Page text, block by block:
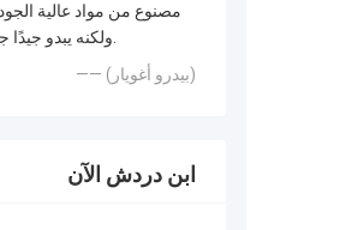
مصنوع من مواد عالية
ولكنه يبدو جيدًا جدًا. سعيد جدًا بالشراء.
—— (بيدرو أغويار)
ابن دردش الآن